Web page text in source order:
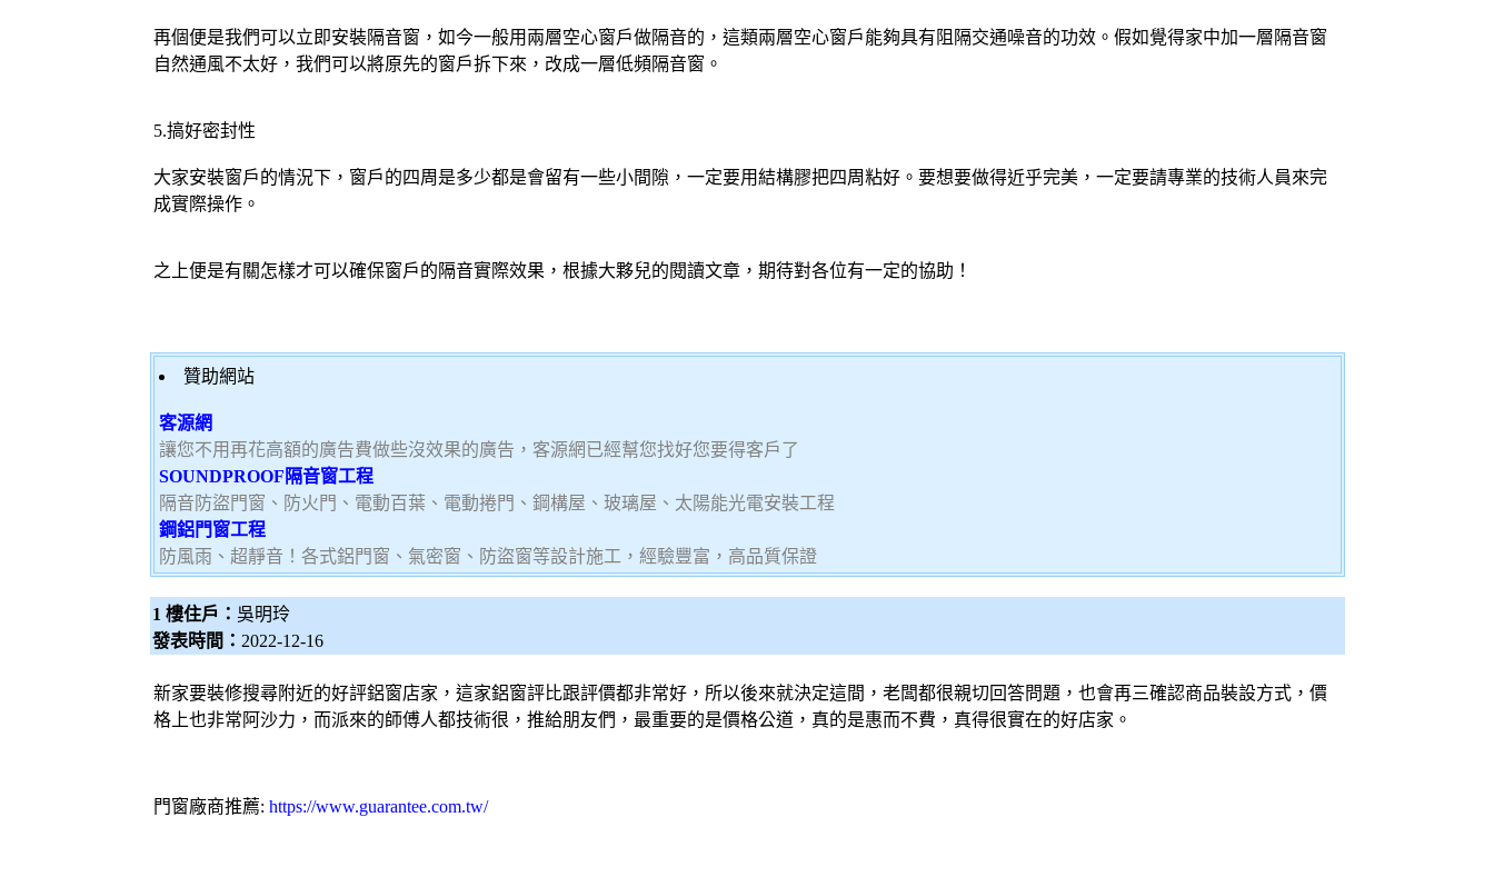
再個便是我們可以立即安裝隔音窗，如今一般用兩層空心窗戶做隔音的，這類兩層空心窗戶能夠具有阻隔交通噪音的功效。假如覺得家中加一層隔音窗
自然通風不太好，我們可以將原先的窗戶拆下來，改成一層低頻隔音窗。
5.搞好密封性
大家安裝窗戶的情況下，窗戶的四周是多少都是會留有一些小間隙，一定要用結構膠把四周粘好。要想要做得近乎完美，一定要請專業的技術人員來完
成實際操作。
之上便是有關怎樣才可以確保窗戶的隔音實際效果，根據大夥兒的閱讀文章，期待對各位有一定的協助！
贊助網站
客源網
讓您不用再花高額的廣告費做些沒效果的廣告，客源網已經幫您找好您要得客戶了
SOUNDPROOF隔音窗工程
隔音防盜門窗、防火門、電動百葉、電動捲門、鋼構屋、玻璃屋、太陽能光電安裝工程
鋼鋁門窗工程
防風雨、超靜音！各式鋁門窗、氣密窗、防盜窗等設計施工，經驗豐富，高品質保證
1 樓住戶： 吳明玲
發表時間： 2022-12-16
新家要裝修搜尋附近的好評鋁窗店家，這家鋁窗評比跟評價都非常好，所以後來就決定這間，老闆都很親切回答問題，也會再三確認商品裝設方式，價
格上也非常阿沙力，而派來的師傅人都技術很，推給朋友們，最重要的是價格公道，真的是惠而不費，真得很實在的好店家。
門窗廠商推薦: https://www.guarantee.com.tw/